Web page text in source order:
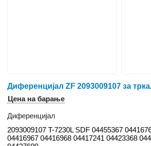
Цена на барање
Диференцијал
2093009107 T-7230L SDF 04455367
04416967 04416968 04417241 04423368